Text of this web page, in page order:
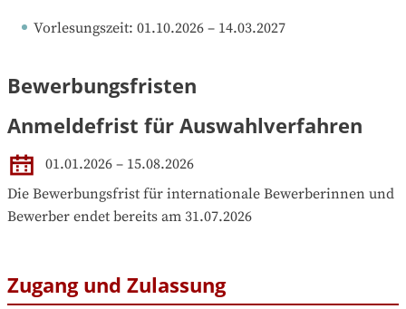
Vorlesungszeit: 01.10.2026 – 14.03.2027
Bewerbungsfristen
Anmeldefrist für Auswahlverfahren
01.01.2026 – 15.08.2026
Die Bewerbungsfrist für internationale Bewerberinnen und
Bewerber endet bereits am 31.07.2026
Zugang und Zulassung